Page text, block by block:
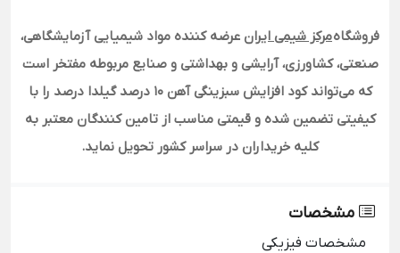
فروشگاهمرکز شیمی ایران عرضه کننده مواد شیمیایی آزمایشگاهی،
صنعتی، کشاورزی، آرایشی و بهداشتی و صنایع مربوطه مفتخر است
که می‌تواند کود افزایش سبزینگی آهن 10 درصد گیلدا درصد را با
کیفیتی تضمین شده و قیمتی مناسب از تامین کنندگان معتبر به
کلیه خریداران در سراسر کشور تحویل نماید.
مشخصات
مشخصات فیزیکی